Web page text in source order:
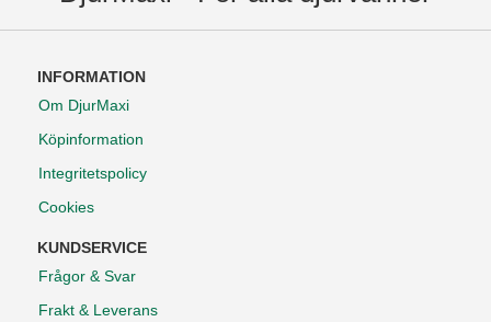
INFORMATION
Om DjurMaxi
Köpinformation
Integritetspolicy
Cookies
KUNDSERVICE
Frågor & Svar
Frakt & Leverans